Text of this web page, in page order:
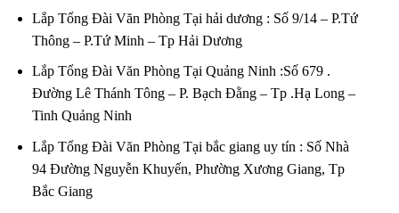
Lắp Tổng Đài Văn Phòng Tại hải dương : Số 9/14 – P.Tứ
Thông – P.Tứ Minh – Tp Hải Dương
Lắp Tổng Đài Văn Phòng Tại Quảng Ninh :Số 679 .
Đường Lê Thánh Tông – P. Bạch Đằng – Tp .Hạ Long –
Tinh Quảng Ninh
Lắp Tổng Đài Văn Phòng Tại bắc giang uy tín : Số Nhà
94 Đường Nguyễn Khuyến, Phường Xương Giang, Tp
Bắc Giang